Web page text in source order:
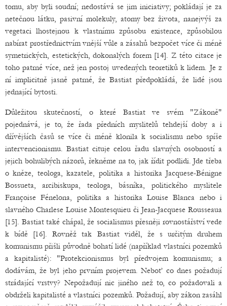
tomu, aby byli soudní; nedostává se jim iniciativy; pokládají je za
netečnou látku, pasivní molekuly, atomy bez života, nanejvýš za
vegetaci lhostejnou k vlastnímu způsobu existence, způsobilou
nabírat prostřednictvím vnější vůle a zásahů bezpočet více či méně
symetrických, estetických, dokonalých forem [14]. Z této citace je
toho patrné více, než jen postoj uvedených teoretiků k lidem. Je z
ní implicitně jasně patrné, že Bastiat předpokládá, že lidé jsou
jednající bytosti.
Důležitou skutečností, o které Bastiat ve svém "Zákoně"
pojednává, je to, že řada předních myslitelů tehdejší doby a i
dřívějších časů se více či méně klonila k socialismu nebo spíše
intervencionismu. Bastiat cituje celou řadu slavných osobností a
jejich bohulibých názorů, řekněme na to, jak řídit podlidi. Jde třeba
o kněze, teologa, kazatele, politika a historika Jacquese-Bénigne
Bossueta, arcibiskupa, teologa, básníka, politického myslitele
Françoise Fénelona, politika a historika Louise Blanca nebo i
slavného Charlese Louise Montesquieu či Jean-Jacquese Rousseaua
[15]. Bastiat také chápal, že socialismus přesněji rovnostářství vede
k bídě [16]. Rovněž tak Bastiat viděl, že s určitým druhem
komunismu přišli původně bohatí lidé (například vlastníci pozemků
a kapitalisté): "Protekcionismus byl předvojem komunismu; a
dodávám, že byl jeho prvním projevem. Neboť co dnes požadují
strádající vrstvy? Nepožadují nic jiného než to, co požadovali a
obdrželi kapitalisté a vlastníci pozemků. Požadují, aby zákon zasáhl